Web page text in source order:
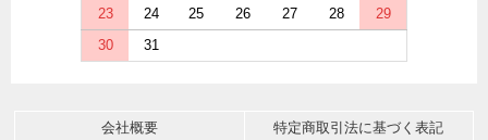
23
24 25 26 27 28
29
30
31
会社概要 特定商取引法に基づく表記